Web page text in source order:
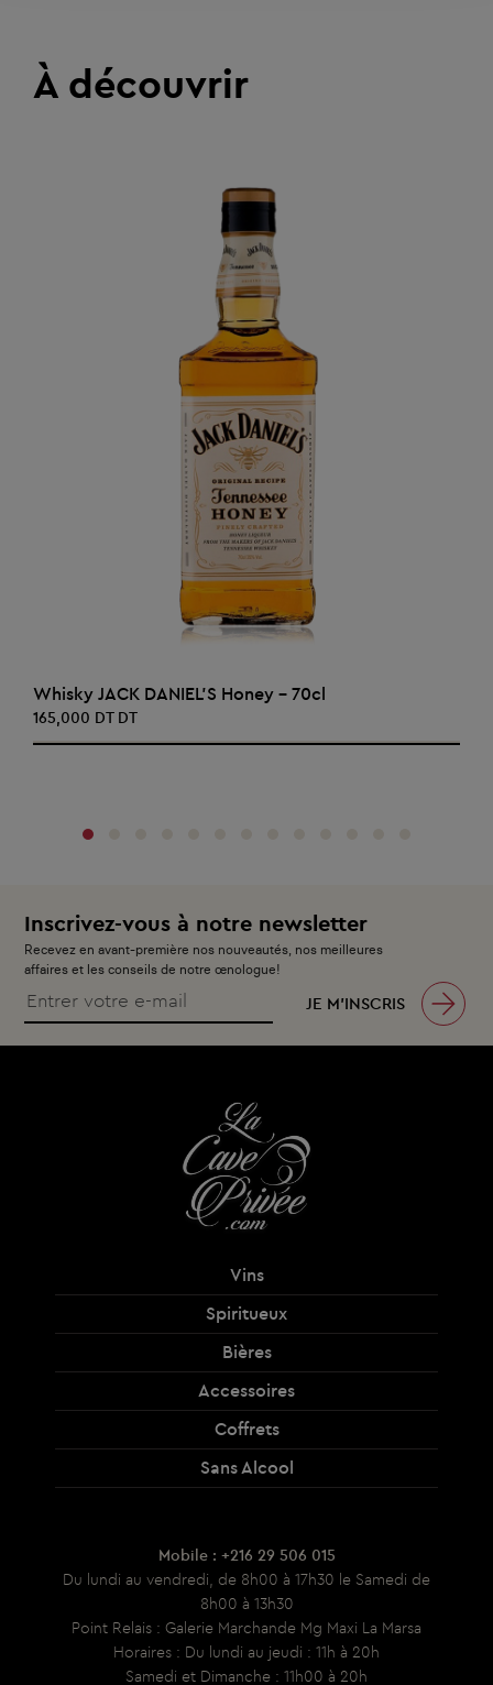
À découvrir
AJOUTER AU PANIER
Whisky JACK DANIEL'S Honey - 70cl
165,000 DT DT
Inscrivez-vous à notre newsletter
Recevez en avant-première nos nouveautés, nos meilleures
affaires et les conseils de notre œnologue!
JE M’INSCRIS
Vins
Spiritueux
Bières
Accessoires
Coffrets
Sans Alcool
Mobile : +216 29 506 015
Du lundi au vendredi, de 8h00 à 17h30 le Samedi de
8h00 à 13h30
Point Relais : Galerie Marchande Mg Maxi La Marsa
Horaires : Du lundi au jeudi : 11h à 20h
Samedi et Dimanche : 11h00 à 20h